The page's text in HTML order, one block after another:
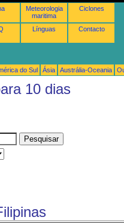
Meteorologia
maritima
Ciclones
Línguas Contacto
do Sul Ásia Austrália-Oceania
10 dias